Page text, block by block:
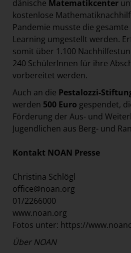
dänische Matematikcenter
kostenlose
Pandemie musste die gesamte
Learning umgestellt werden.
somit über 1.100
240 SchülerInnen für ihre
vorbereitet werden.
Auch an die Pestalozzi-
werden 500 Euro gespendet,
Förderung der Aus- und
Jugendlichen aus Berg- und
Kontakt NOAN Presse
Christina Schlögl
office@noan.org
01/2266000
www.noan.org
Fotos unter: https://
Über NOAN